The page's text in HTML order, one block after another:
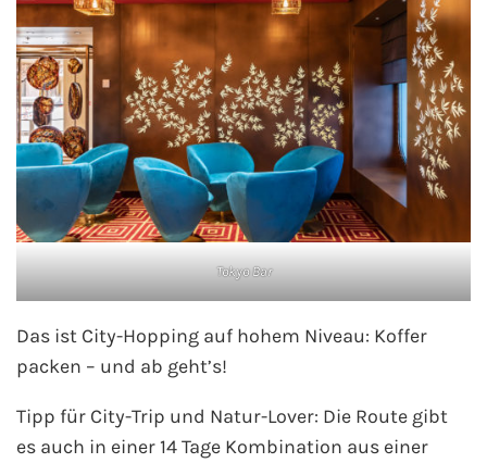
Tokyo Bar
Das ist City-Hopping auf hohem Niveau: Koffer
packen – und ab geht’s!
Tipp für City-Trip und Natur-Lover: Die Route gibt
es auch in einer 14 Tage Kombination aus einer